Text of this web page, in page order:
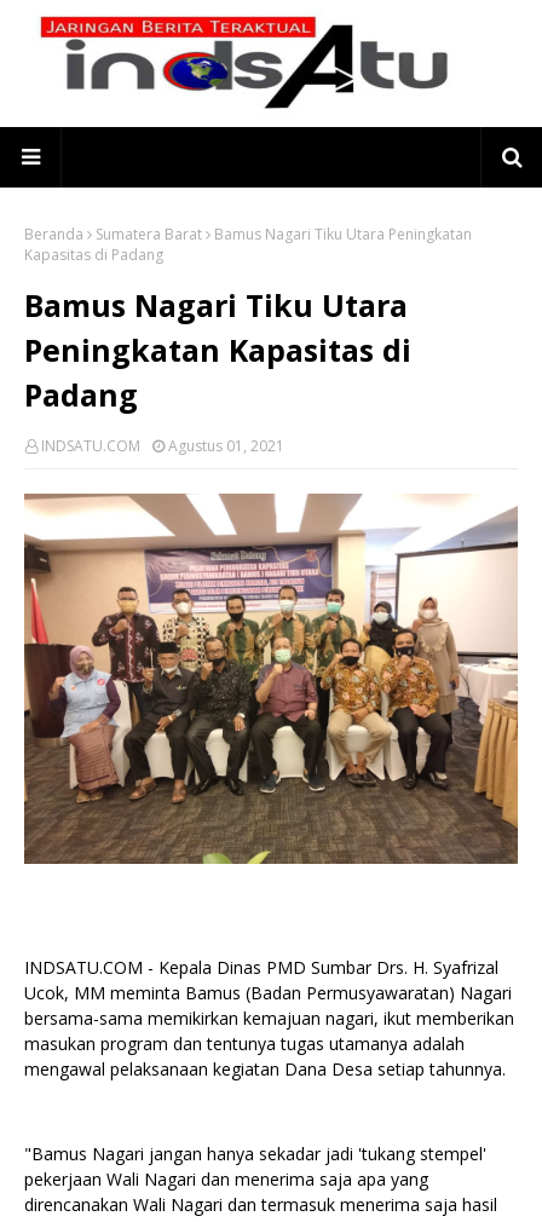
Beranda Sumatera Barat
Bamus Nagari Tiku Utara Peningkatan
Kapasitas di Padang
Bamus Nagari Tiku Utara
Peningkatan Kapasitas di
Padang
INDSATU.COM Agustus 01, 2021
INDSATU.COM - Kepala Dinas PMD Sumbar Drs. H. Syafrizal
Ucok, MM meminta Bamus (Badan Permusyawaratan) Nagari
bersama-sama memikirkan kemajuan nagari, ikut memberikan
masukan program dan tentunya tugas utamanya adalah
mengawal pelaksanaan kegiatan Dana Desa setiap tahunnya.
"Bamus Nagari jangan hanya sekadar jadi 'tukang stempel'
pekerjaan Wali Nagari dan menerima saja apa yang
direncanakan Wali Nagari dan termasuk menerima saja hasil